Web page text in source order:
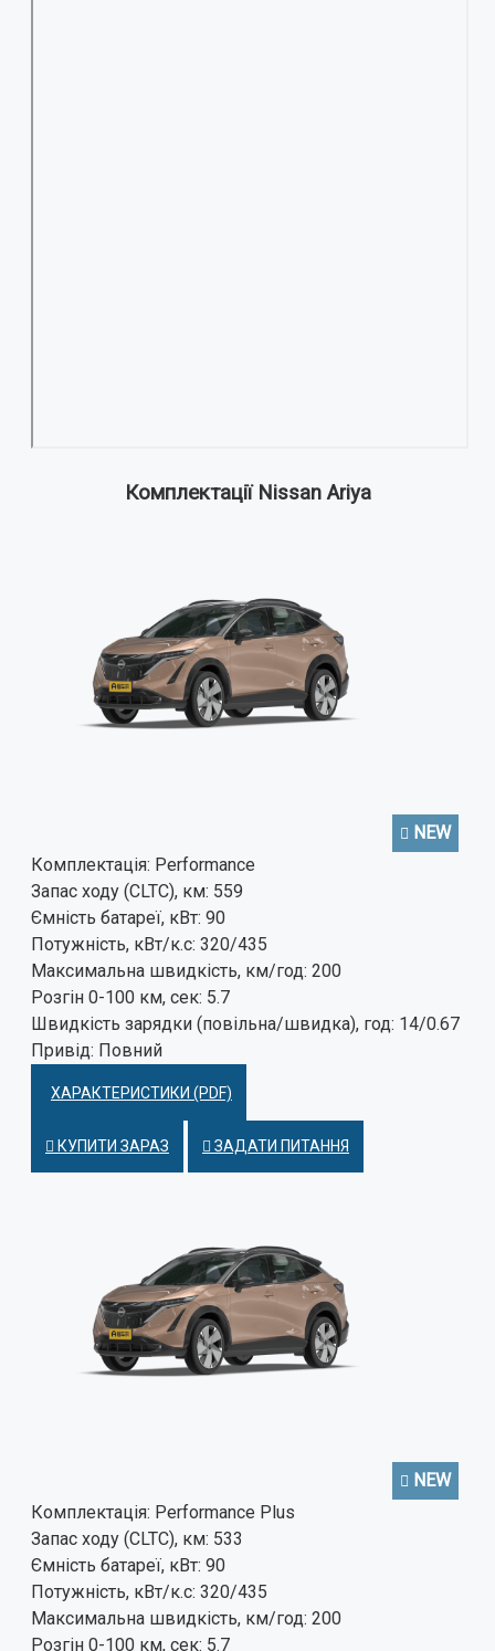
Комплектації Nissan Ariya
NEW
Комплектація: Performance
Запас ходу (CLTC), км: 559
Ємність батареї, кВт: 90
Потужність, кВт/к.с: 320/435
Максимальна швидкість, км/год: 200
Розгін 0-100 км, сек: 5.7
Швидкість зарядки (повільна/швидка), год: 14/0.67
Привід: Повний
ХАРАКТЕРИСТИКИ (PDF)
КУПИТИ ЗАРАЗ ЗАДАТИ ПИТАННЯ
NEW
Комплектація: Performance Plus
Запас ходу (CLTC), км: 533
Ємність батареї, кВт: 90
Потужність, кВт/к.с: 320/435
Максимальна швидкість, км/год: 200
Розгін 0-100 км, сек: 5.7